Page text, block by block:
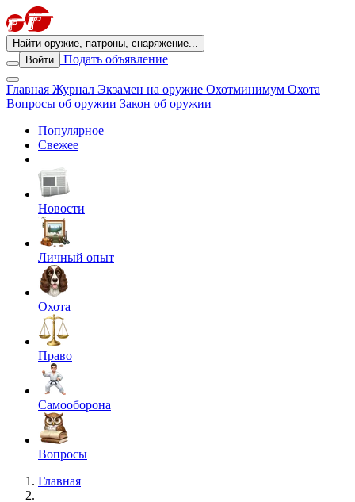
Найти оружие, патроны, снаряжение...
Войти
Подать объявление
Главная Журнал Экзамен на оружие Охотминимум Охота
Вопросы об оружии Закон об оружии
Популярное
Свежее
Новости
Личный опыт
Охота
Право
Самооборона
Вопросы
Главная